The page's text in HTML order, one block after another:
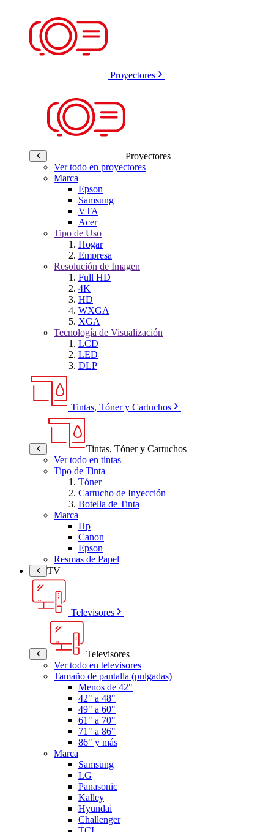
Proyectores
Proyectores
Ver todo en proyectores
Marca
Epson
Samsung
VTA
Acer
Tipo de Uso
Hogar
Empresa
Resolución de Imagen
Full HD
4K
HD
WXGA
XGA
Tecnología de Visualización
LCD
LED
DLP
Tintas, Tóner y Cartuchos
Tintas, Tóner y Cartuchos
Ver todo en tintas
Tipo de Tinta
Tóner
Cartucho de Inyección
Botella de Tinta
Marca
Hp
Canon
Epson
Resmas de Papel
TV
Televisores
Televisores
Ver todo en televisores
Tamaño de pantalla (pulgadas)
Menos de 42"
42" a 48"
49" a 60"
61" a 70"
71" a 86"
86" y más
Marca
Samsung
LG
Panasonic
Kalley
Hyundai
Challenger